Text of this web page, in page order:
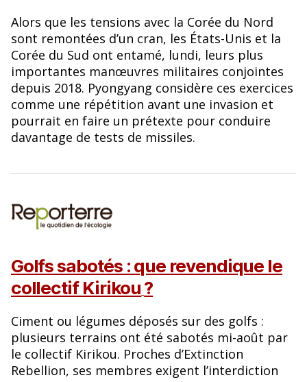
Alors que les tensions avec la Corée du Nord
sont remontées d’un cran, les États-Unis et la
Corée du Sud ont entamé, lundi, leurs plus
importantes manœuvres militaires conjointes
depuis 2018. Pyongyang considère ces exercices
comme une répétition avant une invasion et
pourrait en faire un prétexte pour conduire
davantage de tests de missiles.
Golfs sabotés : que revendique le
collectif Kirikou?
Ciment ou légumes déposés sur des golfs :
plusieurs terrains ont été sabotés mi-août par
le collectif Kirikou. Proches d’Extinction
Rebellion, ses membres exigent l’interdiction